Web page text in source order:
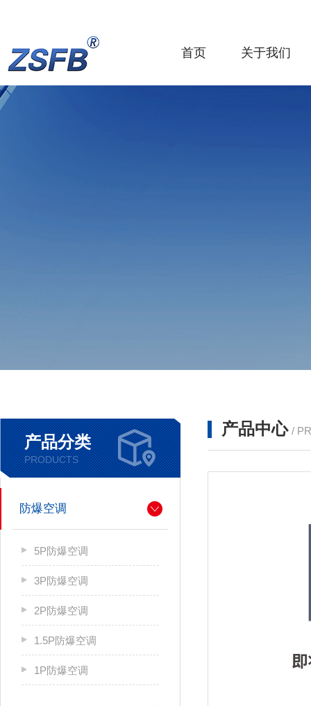
首页 关于我们
产品分类
PRODUCTS
防爆空调
5P防爆空调
3P防爆空调
2P防爆空调
1.5P防爆空调
1P防爆空调
产品中心 /